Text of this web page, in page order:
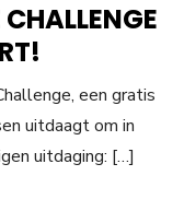
een gratis
uitdaagt om in
uitdaging: […]